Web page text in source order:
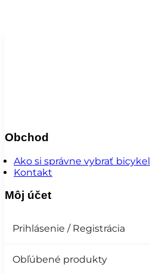
Obchod
Ako si správne vybrať bicykel
Kontakt
Môj účet
Prihlásenie / Registrácia
Obľúbené produkty